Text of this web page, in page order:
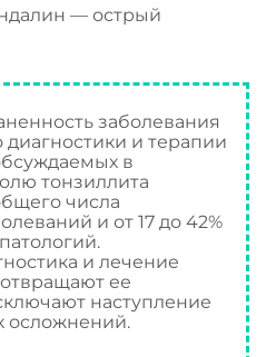
— острый
заболевания
и терапии
в
тонзиллита
числа
и от 17 до 42%
и лечение
ее
наступление
осложнений.